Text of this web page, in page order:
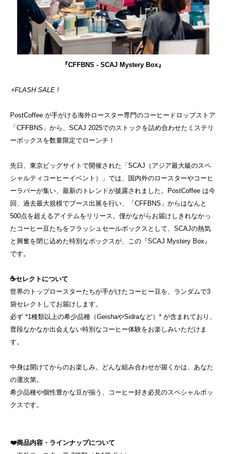
『CFFBNS - SCAJ Mystery Box』
⚡️FLASH SALE !
PostCoffee が手がける海外ロースター専門のコーヒードロップストア
「CFFBNS」から、SCAJ 2025でのストックを詰め合わせたミステリ
ーボックスを数量限定でローンチ！
先日、東京ビッグサイトで開催された「SCAJ（アジア最大級のスペ
シャルティコーヒーイベント）」では、国内外のロースターやコーヒ
ーラバーが集い、最新のトレンドが披露されました。PostCoffee は今
回、過去最大規模でブース出展を行い、「CFFBNS」からはなんと
500点を超えるアイテムをリリース。僅かながらお届けしきれなかっ
たコーヒー豆たちをフラッシュセールボックスとして、SCAJの熱気
と興奮を閉じ込めた特別なボックスが、この『SCAJ Mystery Box』
です。
☕️セレクトについて
世界のトップロースターたちが手がけたコーヒー豆を、ランダムで3
袋セレクトしてお届けします。
必ず *1種類以上の希少品種（GeishaやSidraなど）* が含まれており、
普段なかなか出会えない特別なコーヒー体験をお楽しみいただけま
す。
中身は開けてからのお楽しみ。どんな組み合わせが届くかは、あなた
の運次第。
希少品種や個性豊かな豆が揃う、コーヒー好き必見のスペシャルボッ
クスです。
❤️商品内容・ラインナップについて